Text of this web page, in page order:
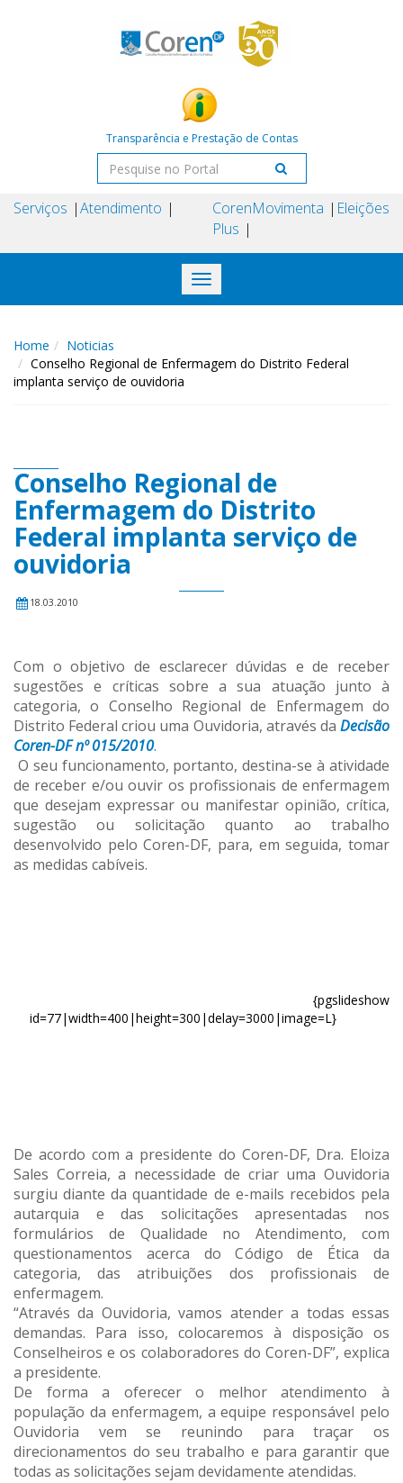
Transparência e Prestação de Contas
Serviços Atendimento
Coren
Plus
Movimenta Eleições
Toggle
navigation
Home
Noticias
Conselho Regional de Enfermagem do Distrito Federal
implanta serviço de ouvidoria
Conselho Regional de
Enfermagem do Distrito
Federal implanta serviço de
ouvidoria
18.03.2010
Com o objetivo de esclarecer dúvidas e de receber
sugestões e críticas sobre a sua atuação junto à
categoria, o Conselho Regional de Enfermagem do
Distrito Federal criou uma Ouvidoria, através da Decisão
Coren-DF nº 015/2010.
O seu funcionamento, portanto, destina-se à atividade
de receber e/ou ouvir os profissionais de enfermagem
que desejam expressar ou manifestar opinião, crítica,
sugestão ou solicitação quanto ao trabalho
desenvolvido pelo Coren-DF, para, em seguida, tomar
as medidas cabíveis.
{pgslideshow
id=77|width=400|height=300|delay=3000|image=L}
De acordo com a presidente do Coren-DF, Dra. Eloiza
Sales Correia, a necessidade de criar uma Ouvidoria
surgiu diante da quantidade de e-mails recebidos pela
autarquia e das solicitações apresentadas nos
formulários de Qualidade no Atendimento, com
questionamentos acerca do Código de Ética da
categoria, das atribuições dos profissionais de
enfermagem.
“Através da Ouvidoria, vamos atender a todas essas
demandas. Para isso, colocaremos à disposição os
Conselheiros e os colaboradores do Coren-DF”, explica
a presidente.
De forma a oferecer o melhor atendimento à
população da enfermagem, a equipe responsável pelo
Ouvidoria vem se reunindo para traçar os
direcionamentos do seu trabalho e para garantir que
todas as solicitações sejam devidamente atendidas.